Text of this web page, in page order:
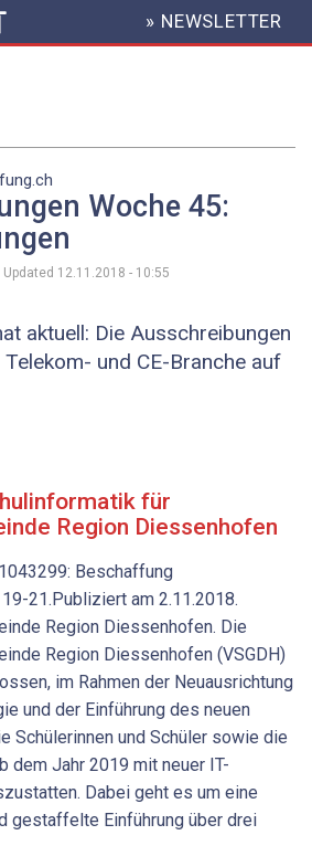
HEADER
MENU
» NEWSLETTER
Woche 45:
Updated 12.11.2018 - 10:55
aktuell: Die Ausschreibungen
und CE-Branche auf
für
Region Diessenhofen
Beschaffung
21.Publiziert am 2.11.2018.
Region Diessenhofen. Die
Region Diessenhofen (VSGDH)
im Rahmen der Neuausrichtung
und der Einführung des neuen
Schülerinnen und Schüler sowie die
dem Jahr 2019 mit neuer IT-
Dabei geht es um eine
gestaffelte Einführung über drei